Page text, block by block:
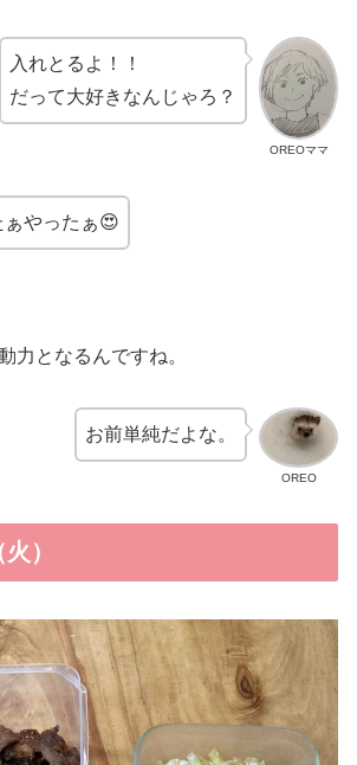
OREOママ
入れとるよ！！
だって大好きなんじゃろ？
ぁやったぁ😍
力となるんですね。
OREO
お前単純だよな。
）